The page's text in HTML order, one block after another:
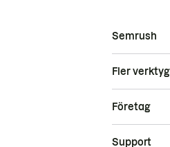
Semrush
Fler verktyg
Företag
Support